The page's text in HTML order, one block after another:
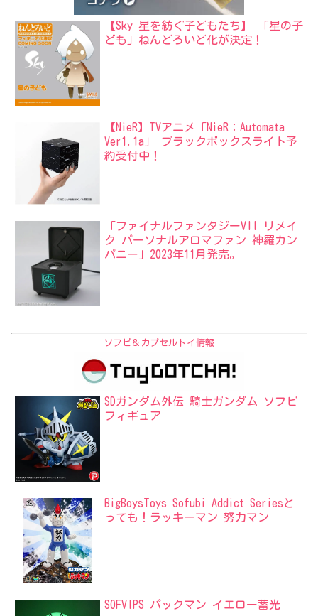
【Sky 星を紡ぐ子どもたち】 「星の子
ども」ねんどろいど化が決定！
【NieR】TVアニメ「NieR：Automata
Ver1.1a」 ブラックボックスライト予
約受付中！
「ファイナルファンタジーVII リメイ
ク パーソナルアロマファン 神羅カン
パニー」2023年11月発売。
ソフビ＆カプセルトイ情報
SDガンダム外伝 騎士ガンダム ソフビ
フィギュア
BigBoysToys Sofubi Addict Seriesと
っても！ラッキーマン 努力マン
SOFVIPS パックマン イエロー蓄光